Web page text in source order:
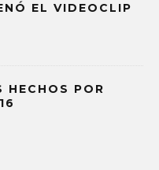
EL VIDEOCLIP
HECHOS POR